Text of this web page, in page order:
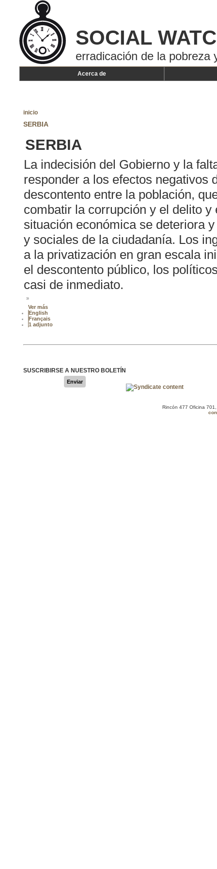
SOCIAL
erradicación de la pobreza
Acerca de
inicio
SERBIA
SERBIA
La indecisión del Gobierno y la
responder a los efectos negativos
descontento entre la población,
combatir la corrupción y el delito
situación económica se deteriora
y sociales de la ciudadanía. Los
a la privatización en gran escala
el descontento público, los
casi de inmediato.
»
Ver más
English
Français
1 adjunto
SUSCRIBIRSE A NUESTRO BOLETÍN
Enviar
Rincón 477 Oficina